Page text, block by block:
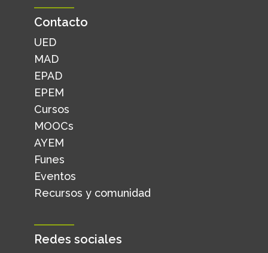
Contacto
UED
MAD
EPAD
EPEM
Cursos
MOOCs
AYEM
Funes
Eventos
Recursos y comunidad
Redes sociales